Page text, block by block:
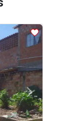
arrow_forward_iosNext